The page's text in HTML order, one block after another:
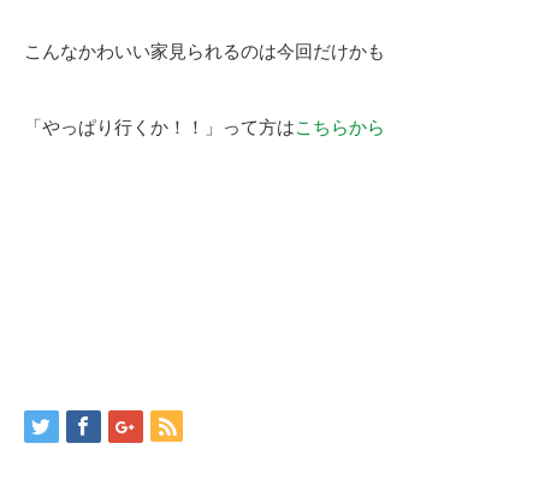
こんなかわいい家見られるのは今回だけかも
「やっぱり行くか！！」って方はこちらから